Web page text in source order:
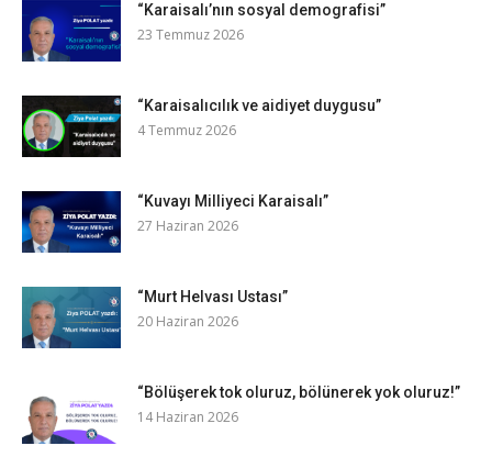
“Karaisalı’nın sosyal demografisi”
23 Temmuz 2026
“Karaisalıcılık ve aidiyet duygusu”
4 Temmuz 2026
“Kuvayı Milliyeci Karaisalı”
27 Haziran 2026
“Murt Helvası Ustası”
20 Haziran 2026
“Bölüşerek tok oluruz, bölünerek yok oluruz!”
14 Haziran 2026